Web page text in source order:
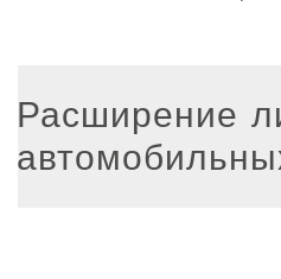
Расширение